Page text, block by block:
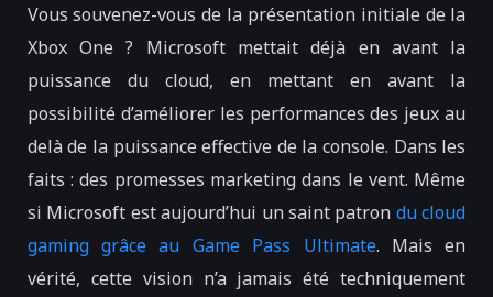
Vous souvenez-vous de la présentation initiale de la
Xbox One ? Microsoft mettait déjà en avant la
puissance du cloud, en mettant en avant la
possibilité d’améliorer les performances des jeux au
delà de la puissance effective de la console. Dans les
faits : des promesses marketing dans le vent. Même
si Microsoft est aujourd’hui un saint patron du cloud
gaming grâce au Game Pass Ultimate. Mais en
vérité, cette vision n’a jamais été techniquement